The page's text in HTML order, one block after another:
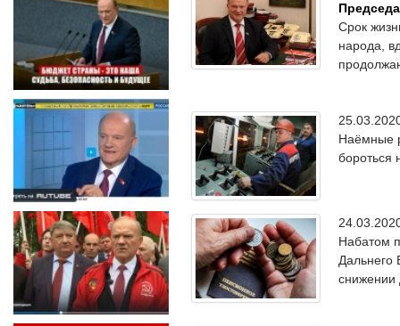
Срок
народа,
Наёмные
бороться
Набатом
Дальнего
снижении